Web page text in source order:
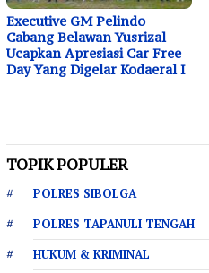
Executive GM Pelindo
Cabang Belawan Yusrizal
Ucapkan Apresiasi Car Free
Day Yang Digelar Kodaeral I
TOPIK POPULER
POLRES SIBOLGA
POLRES TAPANULI TENGAH
HUKUM & KRIMINAL